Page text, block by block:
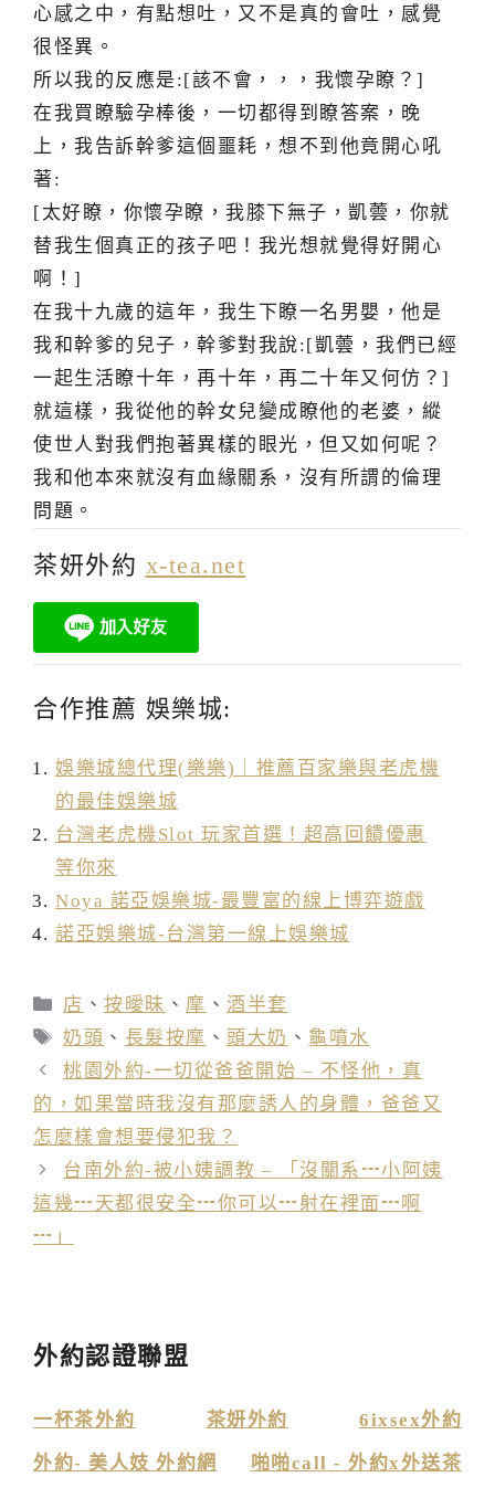
心感之中，有點想吐，又不是真的會吐，感覺
很怪異。
所以我的反應是:[該不會，，，我懷孕瞭？]
在我買瞭驗孕棒後，一切都得到瞭答案，晚
上，我告訴幹爹這個噩耗，想不到他竟開心吼
著:
[太好瞭，你懷孕瞭，我膝下無子，凱蕓，你就
替我生個真正的孩子吧！我光想就覺得好開心
啊！]
在我十九歲的這年，我生下瞭一名男嬰，他是
我和幹爹的兒子，幹爹對我說:[凱蕓，我們已經
一起生活瞭十年，再十年，再二十年又何仿？]
就這樣，我從他的幹女兒變成瞭他的老婆，縱
使世人對我們抱著異樣的眼光，但又如何呢？
我和他本來就沒有血緣關系，沒有所謂的倫理
問題。
茶妍外約 x-tea.net
合作推薦 娛樂城:
娛樂城總代理(樂樂)｜推薦百家樂與老虎機
的最佳娛樂城
台灣老虎機Slot 玩家首選！超高回饋優惠
等你來
Noya 諾亞娛樂城-最豐富的線上博弈遊戲
諾亞娛樂城-台灣第一線上娛樂城
分
類
店 、按曖昧 、 摩 、酒半套
標
籤
奶頭 、 長髮按摩 、頭大奶 、 龜噴水
桃園外約-一切從爸爸開始 – 不怪他，真
的，如果當時我沒有那麼誘人的身體，爸爸又
怎麼樣會想要侵犯我？
台南外約-被小姨調教 – 「沒關系┅小阿姨
這幾┅天都很安全┅你可以┅射在裡面┅啊
┅」
外約認證聯盟
一杯茶外約 茶妍外約 6ixsex外約
外約- 美人妓 外約網 啪啪call - 外約x外送茶